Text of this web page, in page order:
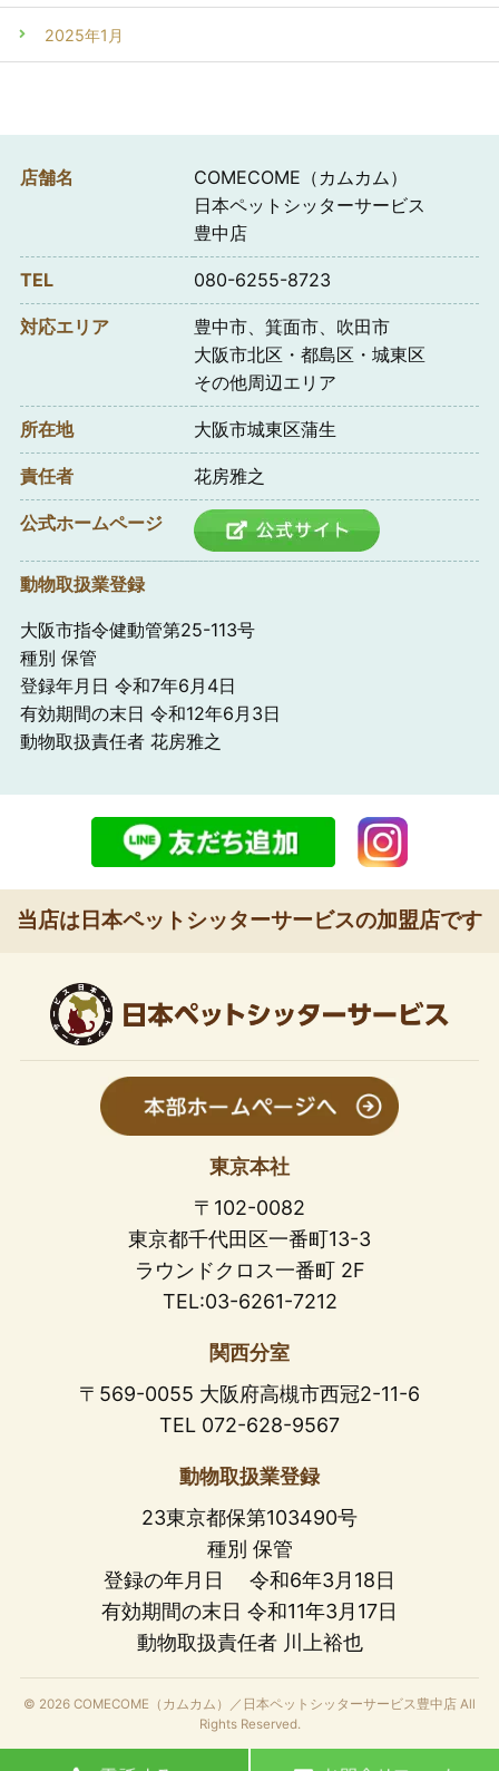
2025年1月
店舗名
COMECOME（カムカム）
日本ペットシッターサービス
豊中店
TEL 080-6255-8723
対応エリア
豊中市、箕面市、吹田市
大阪市北区・都島区・城東区
その他周辺エリア
所在地 大阪市城東区蒲生
責任者 花房雅之
公式ホームページ
動物取扱業登録
大阪市指令健動管第25-113号
種別 保管
登録年月日 令和7年6月4日
有効期間の末日 令和12年6月3日
動物取扱責任者 花房雅之
当店は日本ペットシッターサービスの加盟店です
東京本社
〒102-0082
東京都千代田区一番町13-3
ラウンドクロス一番町 2F
TEL:03-6261-7212
関西分室
〒569-0055 大阪府高槻市西冠2-11-6
TEL 072-628-9567
動物取扱業登録
23東京都保第103490号
種別 保管
登録の年月日 令和6年3月18日
有効期間の末日 令和11年3月17日
動物取扱責任者 川上裕也
© 2026 COMECOME（カムカム）／日本ペットシッターサービス豊中店 All
Rights Reserved.